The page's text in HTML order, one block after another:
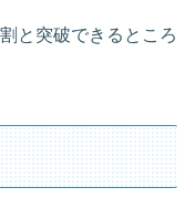
と突破できるところ